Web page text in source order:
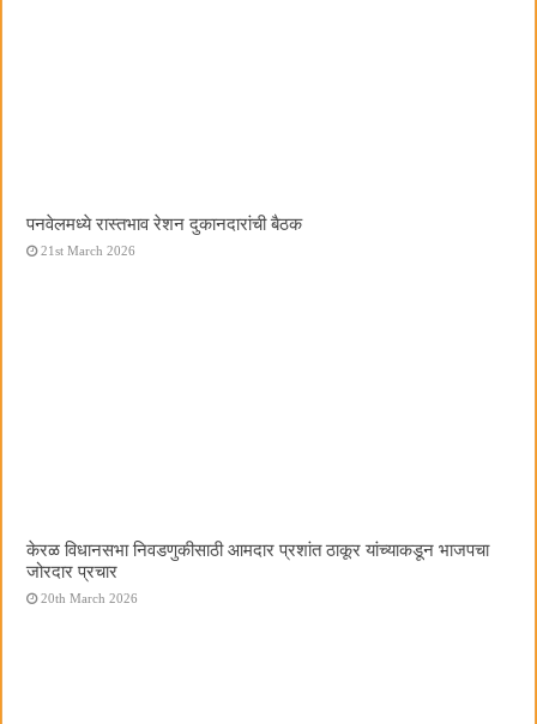
पनवेलमध्ये रास्तभाव रेशन दुकानदारांची बैठक
21st March 2026
केरळ विधानसभा निवडणुकीसाठी आमदार प्रशांत ठाकूर यांच्याकडून भाजपचा
जोरदार प्रचार
20th March 2026